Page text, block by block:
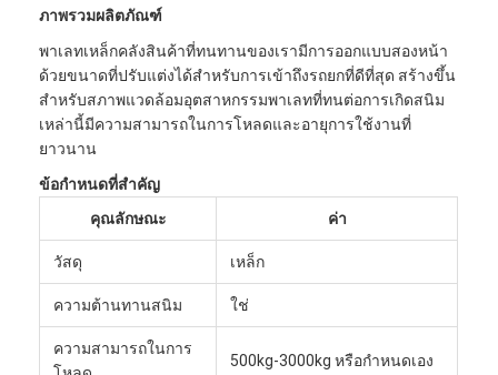
ภาพรวมผลิตภัณฑ์
พาเลทเหล็กคลังสินค้าที่ทนทานของเรามีการออกแบบสองหน้า
ด้วยขนาดที่ปรับแต่งได้สำหรับการเข้าถึงรถยกที่ดีที่สุด สร้างขึ้น
สำหรับสภาพแวดล้อมอุตสาหกรรมพาเลทที่ทนต่อการเกิดสนิม
เหล่านี้มีความสามารถในการโหลดและอายุการใช้งานที่
ยาวนาน
ข้อกำหนดที่สำคัญ
คุณลักษณะ
ค่า
วัสดุ เหล็ก
ความต้านทานสนิม ใช่
ความสามารถในการ
500kg-3000kg หรือกำหนดเอง